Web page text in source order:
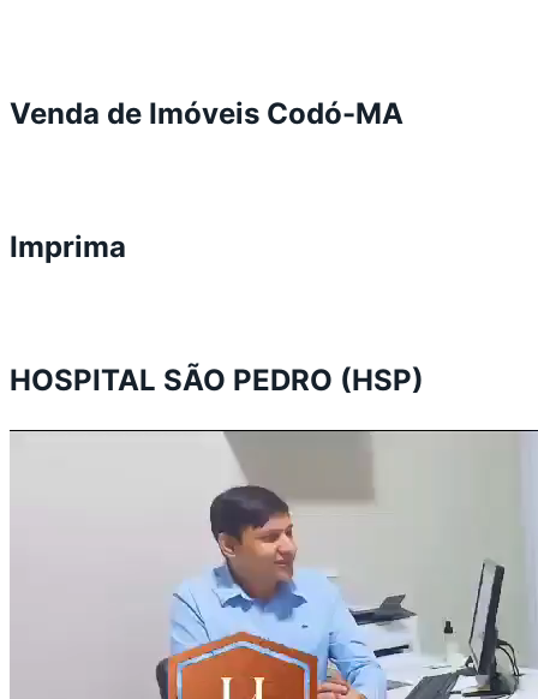
Venda de Imóveis Codó-MA
Imprima
HOSPITAL SÃO PEDRO (HSP)